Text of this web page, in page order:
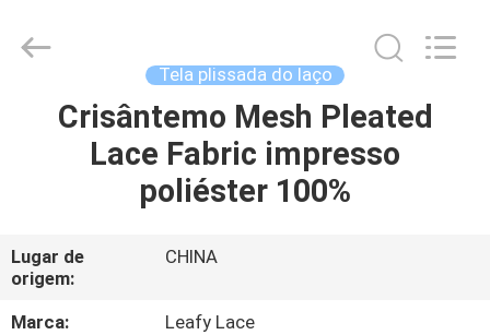
CASA
PRODUTOS
QUEM
SOMOS
Textiles
Tela plissada do laço
Crisântemo Mesh Pleated
Lace Fabric impresso
poliéster 100%
Lugar de
origem:
CHINA
Marca:
Leafy Lace